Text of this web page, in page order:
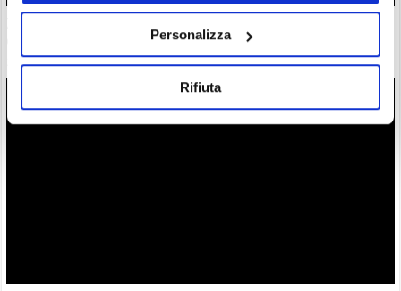
Personalizza
Rifiuta
di $ZEC è ora verificata
28/07/26 18:57